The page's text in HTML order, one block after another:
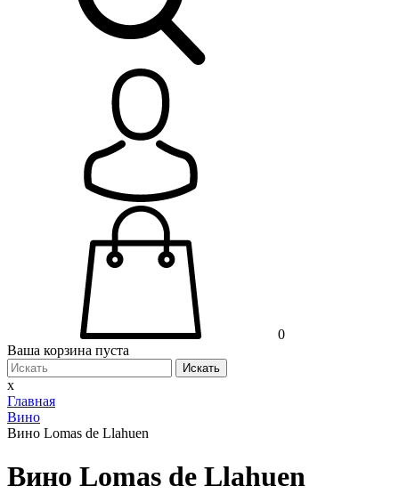
0
Ваша корзина пуста
Искать
x
Главная
Вино
Вино Lomas de Llahuen
Вино Lomas de Llahuen